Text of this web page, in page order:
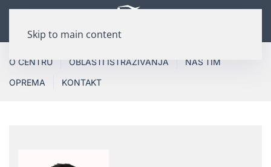
Skip to main content
O CENTRU OBLASTI ISTRAŽIVANJA
NAŠ TIM
OPREMA
KONTAKT